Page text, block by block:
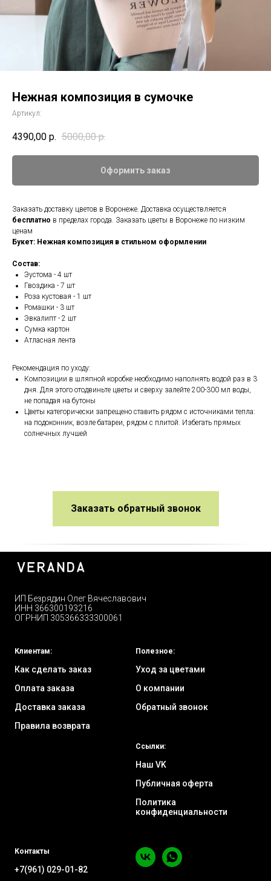
Нежная композиция в сумочке
Артикул:
4390,00 р. 5000,00 р.
Оформить заказ
Заказать доставку цветов в Воронеже. Доставка осуществляется
бесплатно в пределах города. Заказать цветы в Воронеже по низким
ценам
Букет: Нежная композиция в стильном оформлении
Состав:
Эустома - 4 шт
Гвоздика - 7 шт
Роза кустовая - 1 шт
Ромашки - 3 шт
Эвкалипт - 2 шт
Сумка картон
Атласная лента
Рекомендация по уходу:
Композиции в шляпной коробке необходимо наполнять водой раз в 3
дня. Для этого отодвиньте цветы и сверху залейте 200-300 мл воды,
не попадая на бутоны
Цветы категорически запрещено ставить рядом с источниками тепла:
на подоконник, возле батареи, рядом с плитой. Избегать прямых
солнечных лучшей
Заказать обратный звонок
ИП Безрядин Олег Вячеславович
ИНН 366300193216
ОГРНИП 305366333300061
Клиентам:
Как сделать заказ
Оплата заказа
Доставка заказа
Правила возврата
Полезное:
Уход за цветами
О компании
Обратный звонок
Ссылки:
Наш VK
Публичная оферта
Политика
конфиденциальности
Контакты
+7(961) 029-01-82